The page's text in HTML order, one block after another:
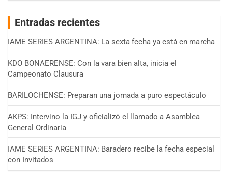
Entradas recientes
IAME SERIES ARGENTINA: La sexta fecha ya está en marcha
KDO BONAERENSE: Con la vara bien alta, inicia el
Campeonato Clausura
BARILOCHENSE: Preparan una jornada a puro espectáculo
AKPS: Intervino la IGJ y oficializó el llamado a Asamblea
General Ordinaria
IAME SERIES ARGENTINA: Baradero recibe la fecha especial
con Invitados